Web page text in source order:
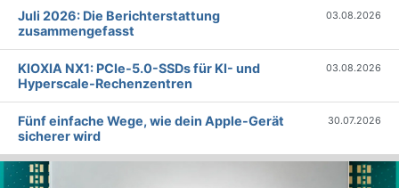
Juli 2026: Die Bericht­erstattung
zusammengefasst
03.08.2026
KIOXIA NX1: PCIe-5.0-SSDs für KI- und
Hyperscale-Rechenzentren
03.08.2026
Fünf einfache Wege, wie dein Apple-Gerät
sicherer wird
30.07.2026